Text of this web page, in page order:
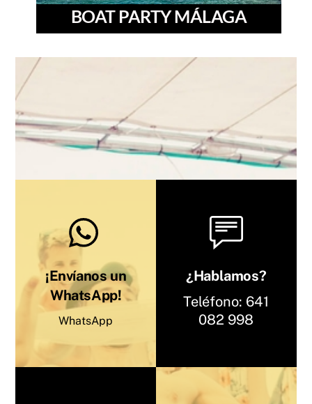
BOAT PARTY MÁLAGA
¡Envíanos un
WhatsApp!
WhatsApp
¿Hablamos?
Teléfono: 641
082 998